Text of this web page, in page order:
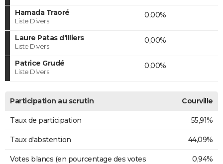
Hamada Traoré
Liste Divers
0,00%
Laure Patas d'Illiers
Liste Divers
0,00%
Patrice Grudé
Liste Divers
0,00%
Participation au scrutin Courville
Taux de participation 55,91%
Taux d'abstention 44,09%
Votes blancs (en pourcentage des votes
0,94%